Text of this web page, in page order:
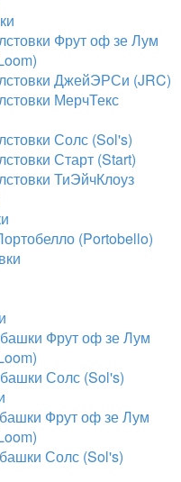
Фрут оф зе Лум
ДжейЭРСи (JRC)
МерчТекс
Солс (Sol's)
Старт (Start)
ТиЭйчКлоуз
(Portobello)
Фрут оф зе Лум
Солс (Sol's)
Фрут оф зе Лум
Солс (Sol's)